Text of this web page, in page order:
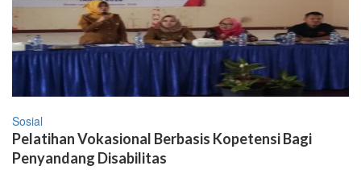
Sosial
Pelatihan Vokasional Berbasis Kopetensi Bagi
Penyandang Disabilitas